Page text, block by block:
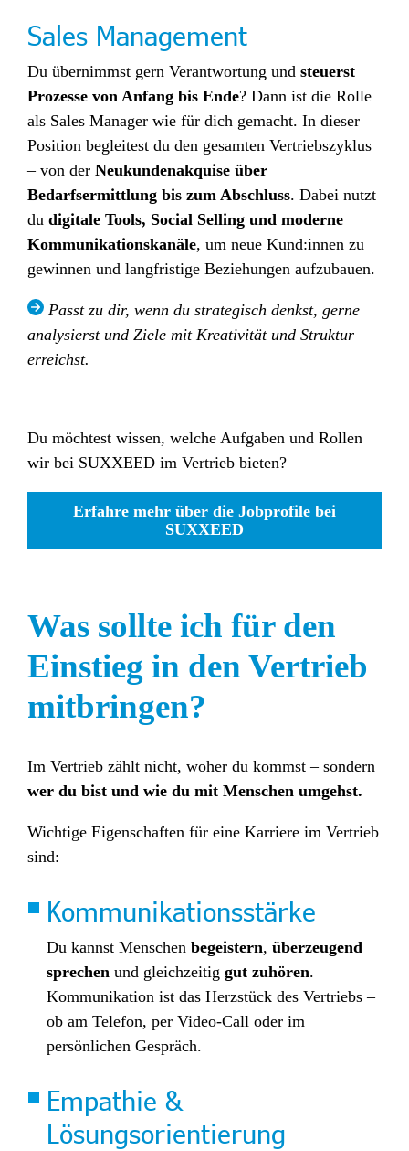
Sales Management
Du übernimmst gern Verantwortung und steuerst
Prozesse von Anfang bis Ende? Dann ist die Rolle
als Sales Manager wie für dich gemacht. In dieser
Position begleitest du den gesamten Vertriebszyklus
– von der Neukundenakquise über
Bedarfsermittlung bis zum Abschluss. Dabei nutzt
du digitale Tools, Social Selling und moderne
Kommunikationskanäle, um neue Kund:innen zu
gewinnen und langfristige Beziehungen aufzubauen.
Passt zu dir, wenn du strategisch denkst, gerne
analysierst und Ziele mit Kreativität und Struktur
erreichst.
Du möchtest wissen, welche Aufgaben und Rollen
wir bei SUXXEED im Vertrieb bieten?
Erfahre mehr über die Jobprofile bei
SUXXEED
Was sollte ich für den
Einstieg in den Vertrieb
mitbringen?
Im Vertrieb zählt nicht, woher du kommst – sondern
wer du bist und wie du mit Menschen umgehst.
Wichtige Eigenschaften für eine Karriere im Vertrieb
sind:
Kommunikationsstärke
Du kannst Menschen begeistern, überzeugend
sprechen und gleichzeitig gut zuhören.
Kommunikation ist das Herzstück des Vertriebs –
ob am Telefon, per Video-Call oder im
persönlichen Gespräch.
Empathie &
Lösungsorientierung